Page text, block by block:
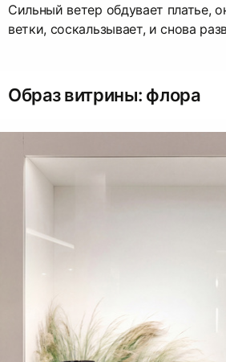
Сильный ветер обдувает платье,
ветки, соскальзывает, и снова
Образ витрины: флора